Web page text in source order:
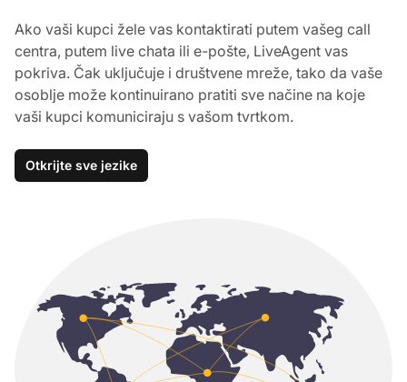
Ako vaši kupci žele vas kontaktirati putem vašeg call
centra, putem live chata ili e-pošte, LiveAgent vas
pokriva. Čak uključuje i društvene mreže, tako da vaše
osoblje može kontinuirano pratiti sve načine na koje
vaši kupci komuniciraju s vašom tvrtkom.
Otkrijte sve jezike